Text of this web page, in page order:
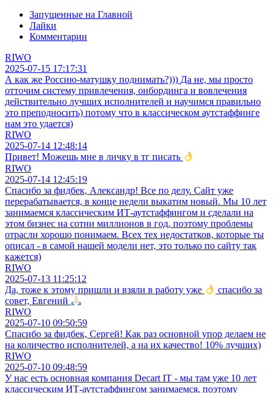
Запущенные на Главной
Лайки
Комментарии
RIWO
2025-07-15 17:17:31
А как же Россию-матушку поднимать?))) Да не, мы просто
отточим систему привлечения, онбординга и вовлечения
действительно лучших исполнителей и научимся правильно
это преподносить) потому что в классическом аутстаффинге
нам это удается)
RIWO
2025-07-14 12:48:14
Привет! Можешь мне в личку в тг писать
RIWO
2025-07-14 12:45:19
Спасибо за фидбек, Александр! Все по делу. Сайт уже
перерабатывается, в конце недели выкатим новый. Мы 10 лет
занимаемся классическим ИТ-аутстаффингом и сделали на
этом бизнес на сотни миллионов в год, поэтому проблемы
отрасли хорошо понимаем. Всех тех недостатков, которые ты
описал - в самой нашей модели нет, это только по сайту так
кажется)
RIWO
2025-07-13 11:25:12
Да, тоже к этому пришли и взяли в работу уже
спасибо за
совет, Евгений
RIWO
2025-07-10 09:50:59
Спасибо за фидбек, Сергей! Как раз основной упор делаем не
на количество исполнителей, а на их качество! 10% лучших)
RIWO
2025-07-10 09:48:59
У нас есть основная компания Decart IT - мы там уже 10 лет
классическим ИТ-аутстаффингом занимаемся, поэтому